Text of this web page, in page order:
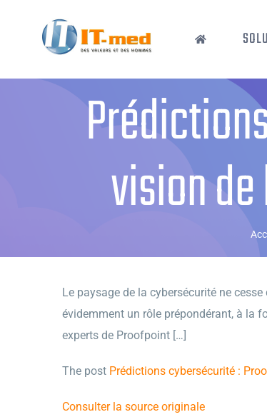
vision
Le paysage de la cybersécurité ne
évidemment un rôle prépondérant, à la
experts de Proofpoint […]
The post Prédictions cybersécurité :
Consulter la source originale